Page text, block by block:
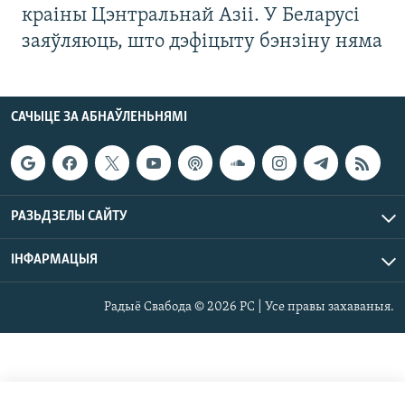
краіны Цэнтральнай Азіі. У Беларусі
заяўляюць, што дэфіцыту бэнзіну няма
САЧЫЦЕ ЗА АБНАЎЛЕНЬНЯМІ
РАЗЬДЗЕЛЫ САЙТУ
ІНФАРМАЦЫЯ
Радыё Свабода © 2026 РС | Усе правы захаваныя.